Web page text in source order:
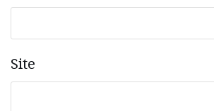
Site